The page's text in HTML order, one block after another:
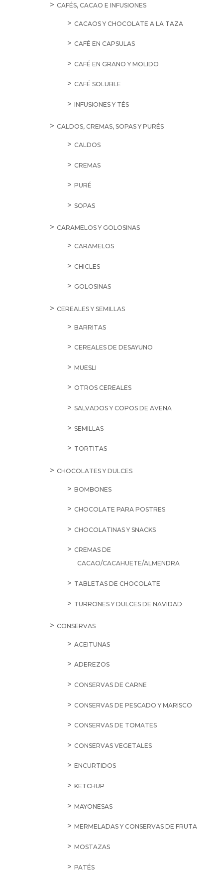
CAFÉS, CACAO E INFUSIONES
CACAOS Y CHOCOLATE A LA TAZA
CAFÉ EN CAPSULAS
CAFÉ EN GRANO Y MOLIDO
CAFÉ SOLUBLE
INFUSIONES Y TÉS
CALDOS, CREMAS, SOPAS Y PURÉS
CALDOS
CREMAS
PURÉ
SOPAS
CARAMELOS Y GOLOSINAS
CARAMELOS
CHICLES
GOLOSINAS
CEREALES Y SEMILLAS
BARRITAS
CEREALES DE DESAYUNO
MUESLI
OTROS CEREALES
SALVADOS Y COPOS DE AVENA
SEMILLAS
TORTITAS
CHOCOLATES Y DULCES
BOMBONES
CHOCOLATE PARA POSTRES
CHOCOLATINAS Y SNACKS
CREMAS DE
CACAO/CACAHUETE/ALMENDRA
TABLETAS DE CHOCOLATE
TURRONES Y DULCES DE NAVIDAD
CONSERVAS
ACEITUNAS
ADEREZOS
CONSERVAS DE CARNE
CONSERVAS DE PESCADO Y MARISCO
CONSERVAS DE TOMATES
CONSERVAS VEGETALES
ENCURTIDOS
KETCHUP
MAYONESAS
MERMELADAS Y CONSERVAS DE FRUTA
MOSTAZAS
PATÉS